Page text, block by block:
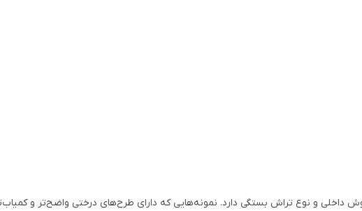
داخلی و نوع تراش بستگی دارد. نمونه‌هایی که دارای طرح‌های درختی واضح‌تر و